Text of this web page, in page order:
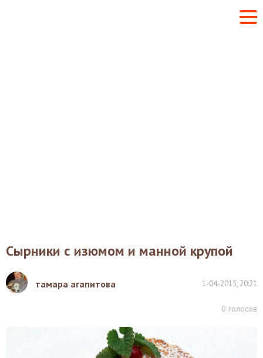
Сырники с изюмом и манной крупой
тамара агапитова 1-04-2015, 20:21
0 голосов